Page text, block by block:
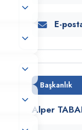
E-
Başkanlık
Alper